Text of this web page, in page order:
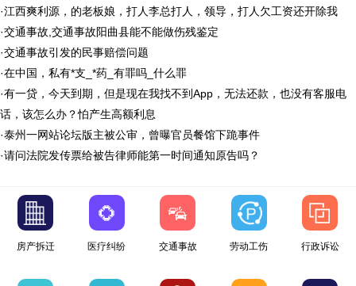
·江西爽利源，的老板娘，打人李总打人，领导，打人欠工资还开除我
·交通事故,交通事故阳曲县能不能做伤残鉴定
·交通事故引发的民事赔偿问题
·在中国，私有*支_*药_有罪吗_什么罪
·有一贷，今天到期，但是现在我找不到App，无法还款，也没有客服电
话，该怎么办？怕产生高额利息
·泰州一网站论坛版主被公审，曾曝官员餐馆下跪事件
·请问法院发传票给被告律师能第一时间通知原告吗？
房产拆迁 医疗纠纷 交通事故 劳动工伤 行政诉讼